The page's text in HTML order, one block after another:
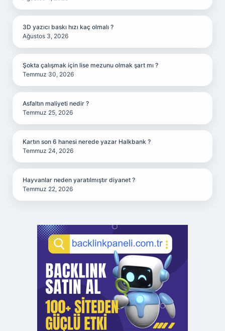
3D yazıcı baskı hızı kaç olmalı ?
Ağustos 3, 2026
Şokta çalışmak için lise mezunu olmak şart mı ?
Temmuz 30, 2026
Asfaltın maliyeti nedir ?
Temmuz 25, 2026
Kartın son 6 hanesi nerede yazar Halkbank ?
Temmuz 24, 2026
Hayvanlar neden yaratılmıştır diyanet ?
Temmuz 22, 2026